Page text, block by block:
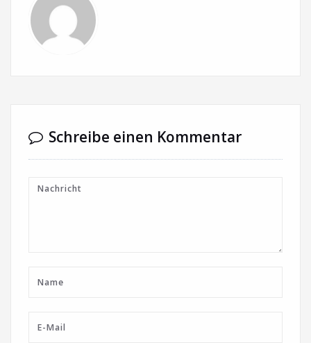
Schreibe einen Kommentar